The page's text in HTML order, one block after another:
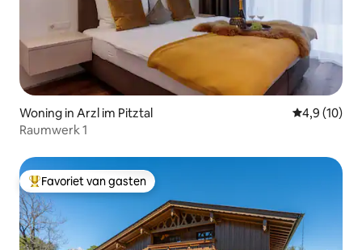
Woning in Arzl im Pitztal
4,9 (10)
Raumwerk 1
Topfavoriet van gasten
Favoriet van gasten